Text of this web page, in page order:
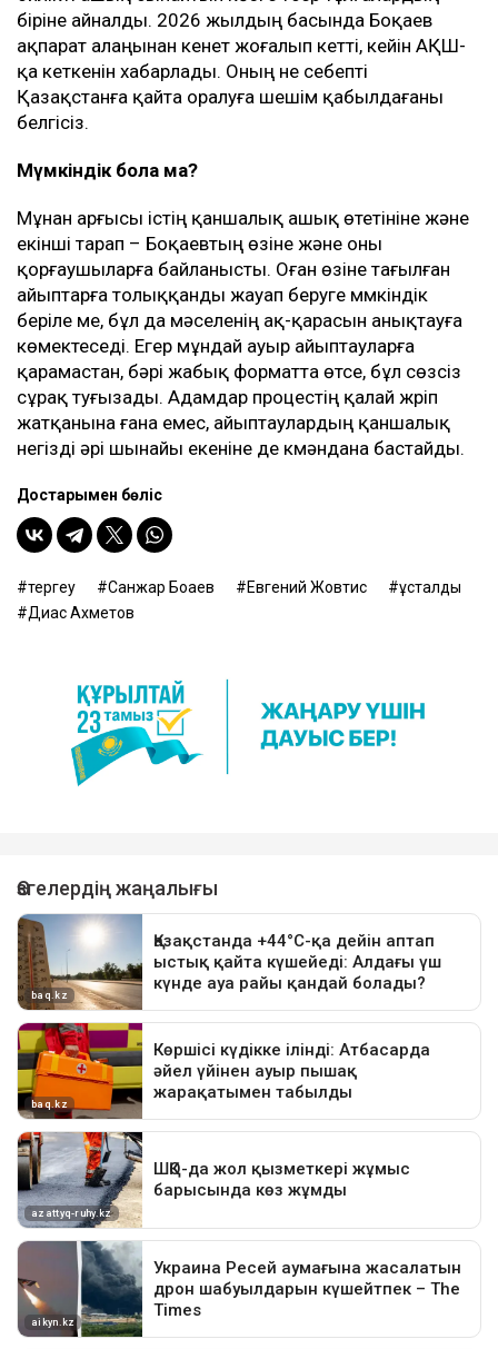
біріне айналды. 2026 жылдың басында Боқаев
ақпарат алаңынан кенет жоғалып кетті, кейін АҚШ-
қа кеткенін хабарлады. Оның не себепті
Қазақстанға қайта оралуға шешім қабылдағаны
белгісіз.
Мүмкіндік бола ма?
Мұнан арғысы істің қаншалық ашық өтетініне және
екінші тарап – Боқаевтың өзіне және оны
қорғаушыларға байланысты. Оған өзіне тағылған
айыптарға толыққанды жауап беруге мүмкіндік
беріле ме, бұл да мәселенің ақ-қарасын анықтауға
көмектеседі. Егер мұндай ауыр айыптауларға
қарамастан, бәрі жабық форматта өтсе, бұл сөзсіз
сұрақ туғызады. Адамдар процестің қалай жүріп
жатқанына ғана емес, айыптаулардың қаншалық
негізді әрі шынайы екеніне де күмәндана бастайды.
Достарыңмен бөліс
тергеу Санжар Боқаев Евгений Жовтис
ұсталды
Диас Ахметов